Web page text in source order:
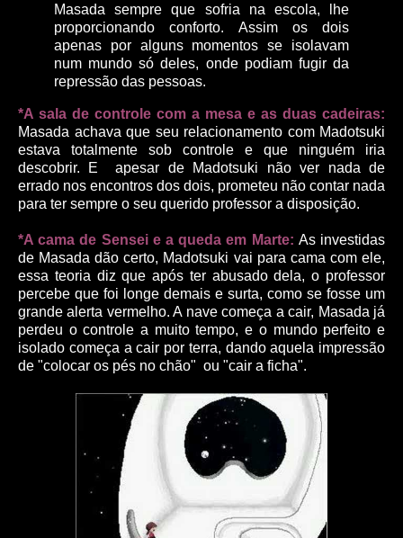
Masada sempre que sofria na escola, lhe
proporcionando conforto. Assim os dois
apenas por alguns momentos se isolavam
num mundo só deles, onde podiam fugir da
repressão das pessoas.
*A sala de controle com a mesa e as duas cadeiras:
Masada achava que seu relacionamento com Madotsuki
estava totalmente sob controle e que ninguém iria
descobrir. E apesar de Madotsuki não ver nada de
errado nos encontros dos dois, prometeu não contar nada
para ter sempre o seu querido professor a disposição.
*A cama de Sensei e a queda em Marte: As investidas
de Masada dão certo, Madotsuki vai para cama com ele,
essa teoria diz que após ter abusado dela, o professor
percebe que foi longe demais e surta, como se fosse um
grande alerta vermelho. A nave começa a cair, Masada já
perdeu o controle a muito tempo, e o mundo perfeito e
isolado começa a cair por terra, dando aquela impressão
de "colocar os pés no chão" ou "cair a ficha".